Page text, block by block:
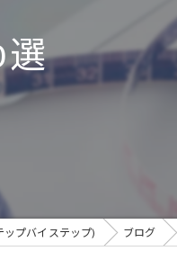
腰痛
プバイステップ) ブログ